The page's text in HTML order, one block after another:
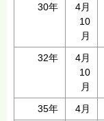
30年
4月
10
月
32年
4月
10
月
35年 4月